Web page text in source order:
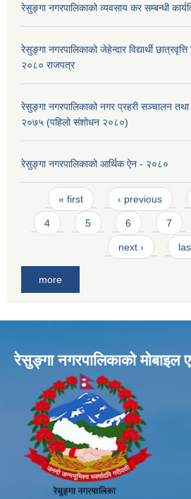
रेसुङ्गा नगरपालिकाको व्यवसाय कर सम्बन्धी
रेसुङ्गा नगरपालिकाको जेहेन्दार विद्यार्थी छात्रवृत्ति
२०८० राजपत्र
रेसुङ्गा नगरपालिकाको नगर प्रहरी सञ्चालन तथा
२०७५ (पहिलो संशोधन २०८०)
रेसुङ्गा नगरपालिकाको आर्थिक ऐन - २०८०
Pages
« first ‹ previous
4 5 6 7
next ›
more
रेसुङ्गा नगरपालिकाकाे माेबाइल